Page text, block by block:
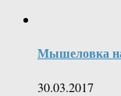
Мышеловка
30.03.2017